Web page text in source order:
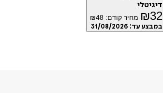
דיגיטלי
₪32 מחיר קודם: ₪48
במבצע עד: 31/08/2026